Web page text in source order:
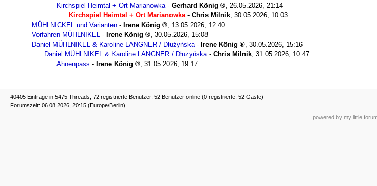
Kirchspiel Heimtal + Ort Marianowka - Gerhard König
26.05.2026, 21:14
Kirchspiel Heimtal + Ort Marianowka - Chris Milnik 30.05.2026, 10:03
MÜHLNICKEL und Varianten - Irene König
13.05.2026, 12:40
Vorfahren MÜHLNIKEL - Irene König
30.05.2026, 15:08
Daniel MÜHLNIKEL & Karoline LANGNER / Dłużyńska - Irene König
30.05.2026, 15:16
Daniel MÜHLNIKEL & Karoline LANGNER / Dłużyńska - Chris Milnik 31.05.2026, 10:47
Ahnenpass - Irene König 31.05.2026, 19:17
40405 Einträge in 5475 Threads, 72 registrierte Benutzer, 52 Benutzer online (0 registrierte, 52 Gäste)
Forumszeit: 06.08.2026, 20:15 (Europe/Berlin)
powered by my little